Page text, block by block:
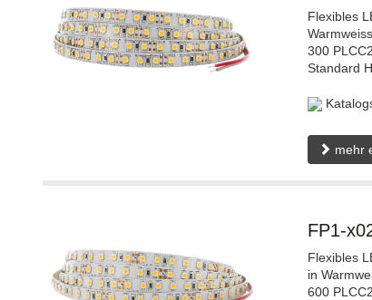
Flexibles
300
Standard
mehr
FP1-
Flexibles
in
600